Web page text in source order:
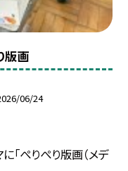
版画
06/24
「ぺりぺり版画（メデ